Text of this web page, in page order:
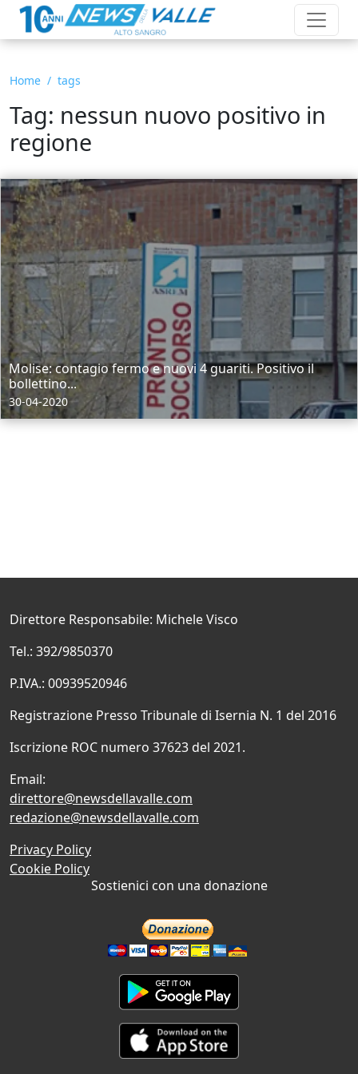
Home tags
Tag: nessun nuovo positivo in
regione
Molise: contagio fermo e nuovi 4 guariti. Positivo il
bollettino...
30-04-2020
Direttore Responsabile: Michele Visco
Tel.: 392/9850370
P.IVA.: 00939520946
Registrazione Presso Tribunale di Isernia N. 1 del 2016
Iscrizione ROC numero 37623 del 2021.
Email:
direttore@newsdellavalle.com
redazione@newsdellavalle.com
Privacy Policy
Cookie Policy
Sostienici con una donazione